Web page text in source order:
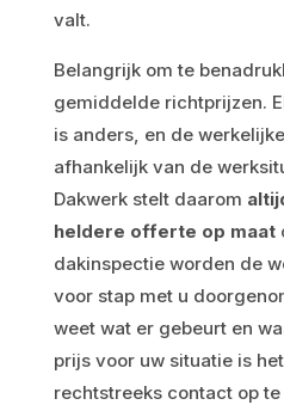
valt.
Belangrijk om te
gemiddelde richtprijzen.
is anders, en de
afhankelijk van de
Dakwerk stelt daarom
heldere offerte op maat
dakinspectie worden de
voor stap met u
weet wat er gebeurt en
prijs voor uw situatie is
rechtstreeks contact op